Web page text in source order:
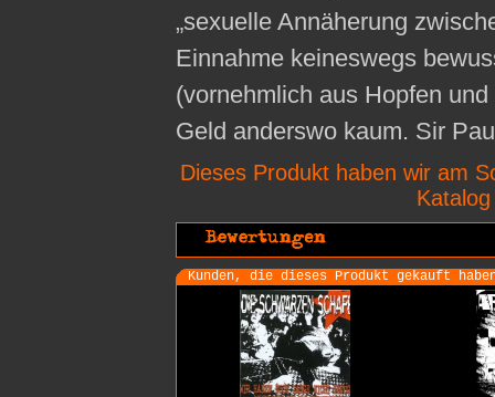
„sexuelle Annäherung
Einnahme keineswegs
(vornehmlich aus Hopfen
Geld anderswo kaum. Sir
Dieses Produkt haben wir am
Kunden, die dieses Produkt gekauft